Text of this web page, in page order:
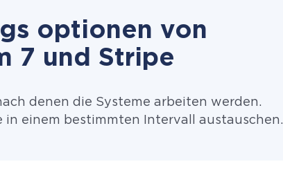
optionen von
7 und Stripe
denen die Systeme arbeiten werden.
einem bestimmten Intervall austauschen.